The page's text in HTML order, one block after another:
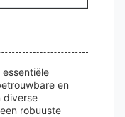
essentiële
en
diverse
robuuste